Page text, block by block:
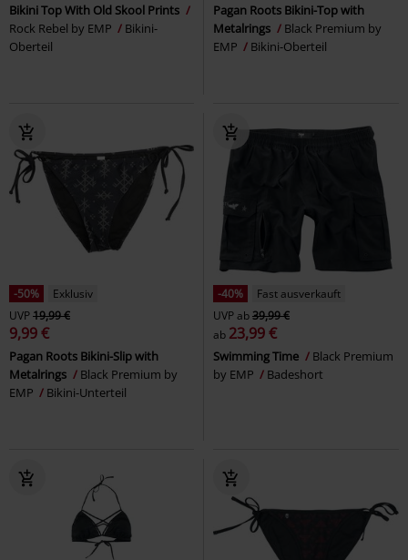
Bikini Top With Old Skool Prints
Rock Rebel by EMP
Bikini-
Oberteil
Pagan Roots Bikini-Top with
Metalrings
Black Premium by
EMP
Bikini-Oberteil
-50%
Exklusiv
UVP19,99 €
9,99 €
Pagan Roots Bikini-Slip with
Metalrings
Black Premium by
EMP
Bikini-Unterteil
-40%
Fast ausverkauft
UVPab39,99 €
ab 23,99 €
Swimming Time
Black Premium
by EMP
Badeshort